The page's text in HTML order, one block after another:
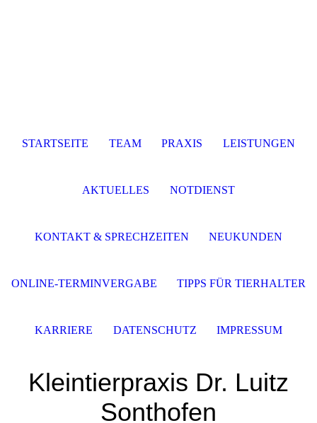
Kleintierpraxis Dr. Luitz
Sonthofen
STARTSEITE TEAM PRAXIS LEISTUNGEN
AKTUELLES NOTDIENST
KONTAKT & SPRECHZEITEN NEUKUNDEN
ONLINE-TERMINVERGABE TIPPS FÜR TIERHALTER
KARRIERE DATENSCHUTZ IMPRESSUM